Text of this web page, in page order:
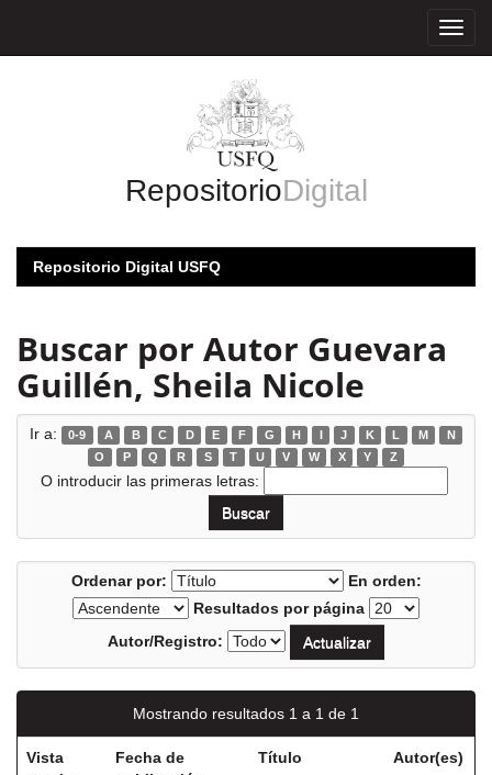
RepositorioDigital
Repositorio Digital USFQ
Buscar por Autor Guevara
Guillén, Sheila Nicole
Ir a: 0-9 A B C D E F G H I J K L M
N
O
P Q R S T U V W X Y Z
O introducir las primeras letras:
Ordenar por:
En orden:
Resultados por página
Autor/Registro:
Mostrando resultados 1 a 1 de 1
Vista
Fecha de
Título Autor(es)